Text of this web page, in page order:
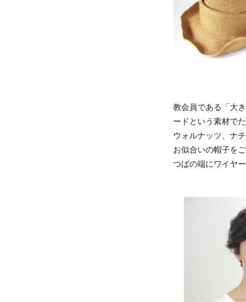
教会員である「大
ードという素材で
ウォルナッツ、ナ
お似合いの帽子を
つばの端にワイヤ